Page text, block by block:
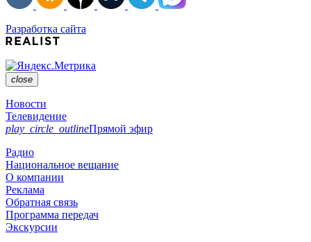
Разработка сайта
close
Новости
Телевидение
play_circle_outlineПрямой эфир
Радио
Национальное вещание
О компании
Реклама
Обратная связь
Программа передач
Экскурсии